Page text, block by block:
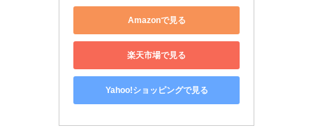
Amazonで見る
楽天市場で見る
Yahoo!ショッピングで見る